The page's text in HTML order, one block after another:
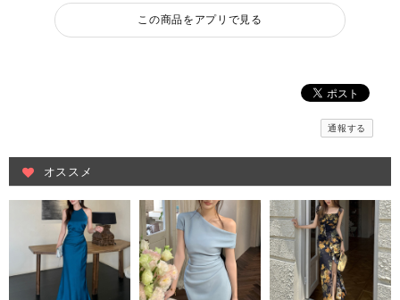
この商品をアプリで見る
通報する
オススメ